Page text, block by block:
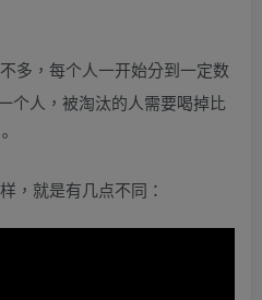
多，每个人一开始分到一定数
个人，被淘汰的人需要喝掉比
，就是有几点不同：